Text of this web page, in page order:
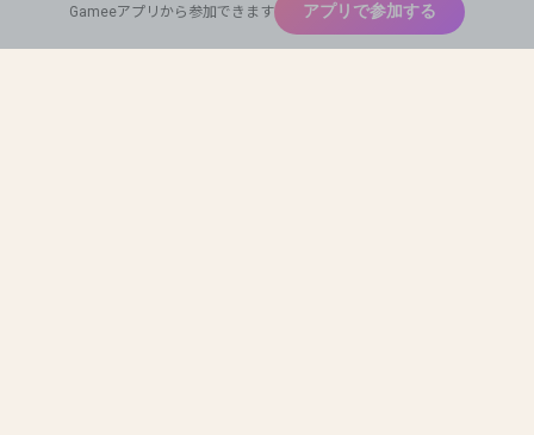
Auto Match
広めたい
神ゲー
Gameeアプリから参加できます アプリで参加する